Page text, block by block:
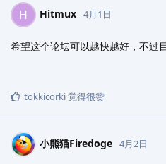
H Hitmux 4月1日
希望这个论坛可以越快越好，不过
tokkicorki觉得很赞
小熊猫Firedoge 4月2日